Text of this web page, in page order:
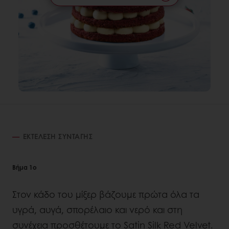
ΕΚΤΈΛΕΣΗ ΣΥΝΤΑΓΉΣ
Βήμα 1o
Στον κάδο του μίξερ βάζουμε πρώτα όλα τα
υγρά, αυγά, σπορέλαιο και νερό και στη
συνέχεια προσθέτουμε το Satin Silk Red Velvet.